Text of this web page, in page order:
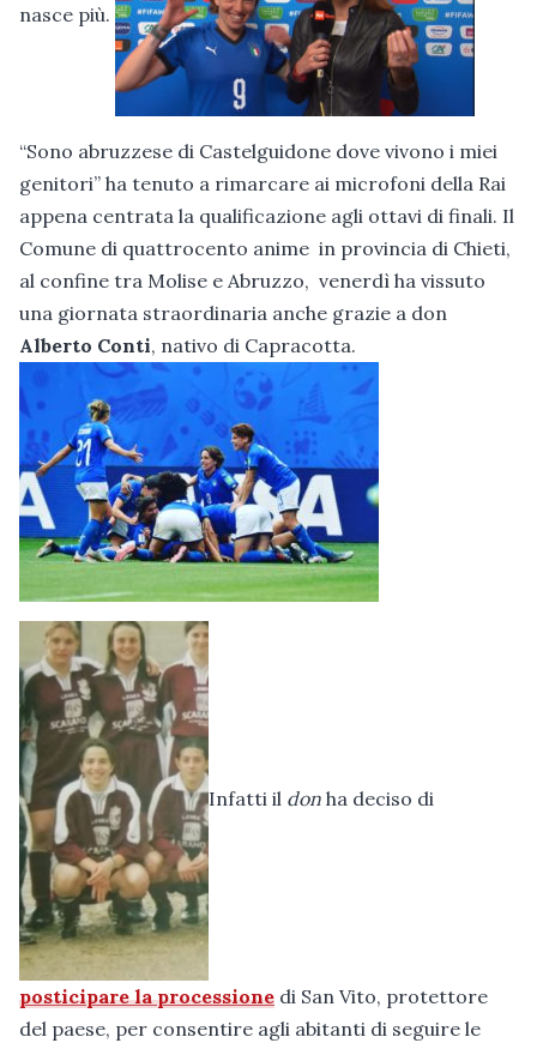
nasce più.
“Sono abruzzese di Castelguidone dove vivono i miei
genitori” ha tenuto a rimarcare ai microfoni della Rai
appena centrata la qualificazione agli ottavi di finali. Il
Comune di quattrocento anime in provincia di Chieti,
al confine tra Molise e Abruzzo, venerdì ha vissuto
una giornata straordinaria anche grazie a don
Alberto Conti, nativo di Capracotta.
Infatti il don ha deciso di
posticipare la processione di San Vito, protettore
del paese, per consentire agli abitanti di seguire le